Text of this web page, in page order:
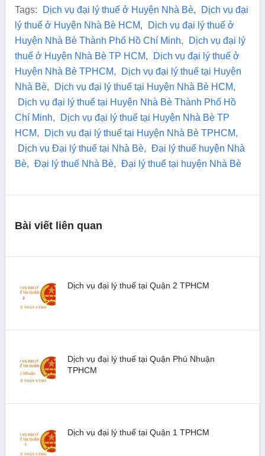
Tags: Dịch vụ đại lý thuế ở Huyện Nhà Bè,
Dịch vụ đại
lý thuế ở Huyện Nhà Bè HCM,
Dịch vụ đại lý thuế ở
Huyện Nhà Bè Thành Phố Hồ Chí Minh,
Dịch vụ đại lý
thuế ở Huyện Nhà Bè TP HCM,
Dịch vụ đại lý thuế ở
Huyện Nhà Bè TPHCM,
Dịch vụ đại lý thuế tại Huyện
Nhà Bè, Dịch vụ đại lý thuế tại Huyện Nhà Bè HCM,
Dịch vụ đại lý thuế tại Huyện Nhà Bè Thành Phố Hồ
Chí Minh,
Dịch vụ đại lý thuế tại Huyện Nhà Bè TP
HCM, Dịch vụ đại lý thuế tại Huyện Nhà Bè TPHCM,
Dịch vụ Đại lý thuế tại Nhà Bè, Đại lý thuế huyện Nhà
Bè, Đại lý thuế Nhà Bè, Đại lý thuế tại huyện Nhà Bè
Bài viết liên quan
Dịch vụ đại lý thuế tại Quận 2 TPHCM
Dịch vụ đại lý thuế tại Quận Phú Nhuận
TPHCM
Dịch vụ đại lý thuế tại Quận 1 TPHCM